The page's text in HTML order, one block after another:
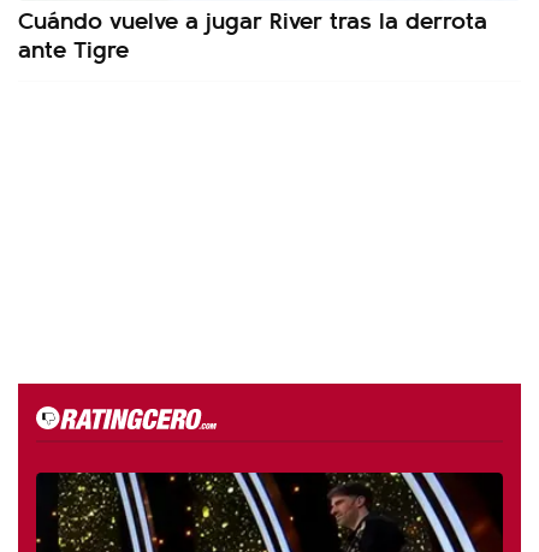
Cuándo vuelve a jugar River tras la derrota
ante Tigre